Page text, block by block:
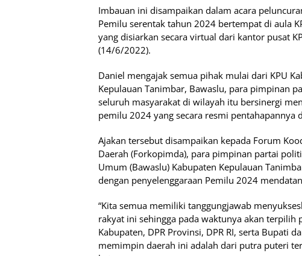
Imbauan ini disampaikan dalam acara
Pemilu serentak tahun 2024 bertempat di aula
yang disiarkan secara virtual dari kantor pusat
(14/6/2022).
Daniel mengajak semua pihak mulai dari KPU
Kepulauan Tanimbar, Bawaslu, para pimpinan
seluruh masyarakat di wilayah itu bersinergi
pemilu 2024 yang secara resmi pentahapannya
Ajakan tersebut disampaikan kepada Forum
Daerah (Forkopimda), para pimpinan partai
Umum (Bawaslu) Kabupaten Kepulauan
dengan penyelenggaraan Pemilu 2024
“Kita semua memiliki tanggungjawab
rakyat ini sehingga pada waktunya akan terpilih
Kabupaten, DPR Provinsi, DPR RI, serta Bupati
memimpin daerah ini adalah dari putra puteri